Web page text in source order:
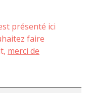
présenté ici
faire
merci de